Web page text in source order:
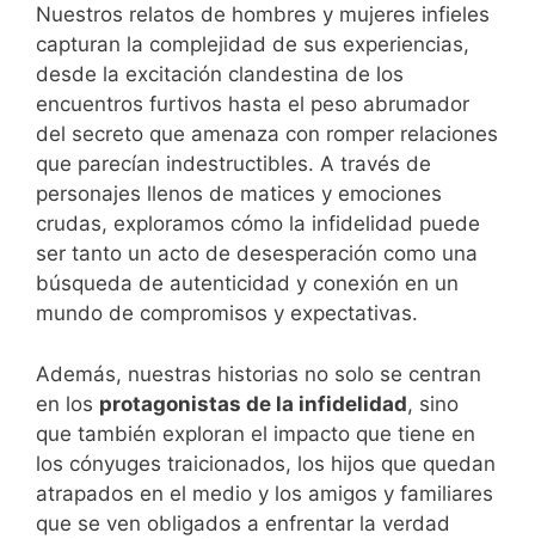
Nuestros relatos de hombres y mujeres infieles
capturan la complejidad de sus experiencias,
desde la excitación clandestina de los
encuentros furtivos hasta el peso abrumador
del secreto que amenaza con romper relaciones
que parecían indestructibles. A través de
personajes llenos de matices y emociones
crudas, exploramos cómo la infidelidad puede
ser tanto un acto de desesperación como una
búsqueda de autenticidad y conexión en un
mundo de compromisos y expectativas.
Además, nuestras historias no solo se centran
en los protagonistas de la infidelidad, sino
que también exploran el impacto que tiene en
los cónyuges traicionados, los hijos que quedan
atrapados en el medio y los amigos y familiares
que se ven obligados a enfrentar la verdad